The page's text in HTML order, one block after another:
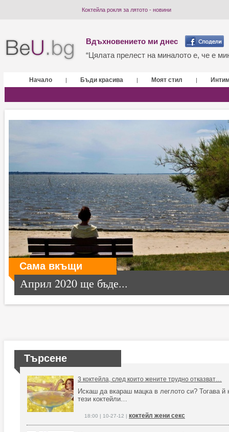
Коктейла рокля за лятото - новини
Вдъхновението ми днес
“Цялата прелест на миналото е, че е
Начало | Бъди красива | Моят стил |
Сама вкъщи
Април 2020 ще бъде...
Търсене
3 коктейла, след които жените трудно отказват…
Искаш да вкараш мацка в леглото си? Тогава й
тези коктейли…
18:00 | 10-27-12 | коктейл жени секс